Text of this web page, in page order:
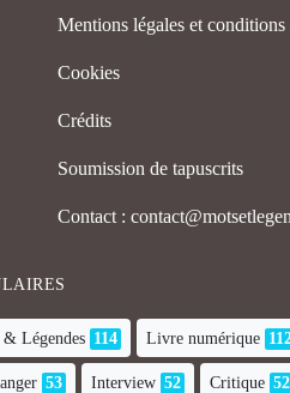
Mentions légales et
Cookies
Crédits
Soumission de tapuscrits
Contact :
Légendes 114 Livre numérique
53 Interview 52 Critique 52